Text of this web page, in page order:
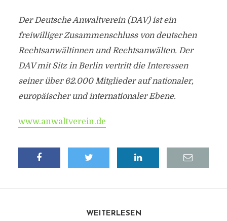
Der Deutsche Anwaltverein (DAV) ist ein
freiwilliger Zusammenschluss von deutschen
Rechtsanwältinnen und Rechtsanwälten. Der
DAV mit Sitz in Berlin vertritt die Interessen
seiner über 62.000 Mitglieder auf nationaler,
europäischer und internationaler Ebene.
www.anwaltverein.de
WEITERLESEN